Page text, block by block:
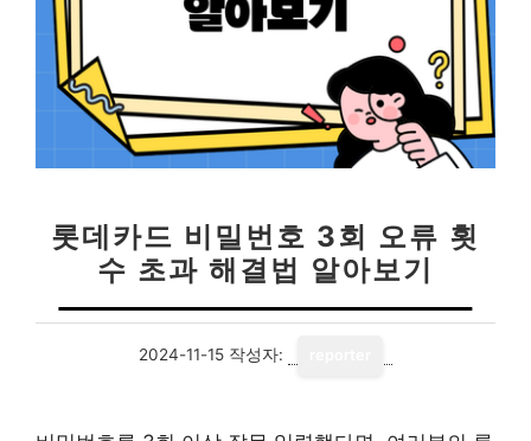
롯데카드 비밀번호 3회 오류 횟
수 초과 해결법 알아보기
2024-11-15 작성자: